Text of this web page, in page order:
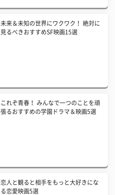
未来＆未知の世界にワクワク！ 絶対に
見るべきおすすめSF映画15選
これぞ青春！ みんなで一つのことを頑
張るおすすめの学園ドラマ＆映画5選
恋人と観ると相手をもっと大好きにな
る恋愛映画5選